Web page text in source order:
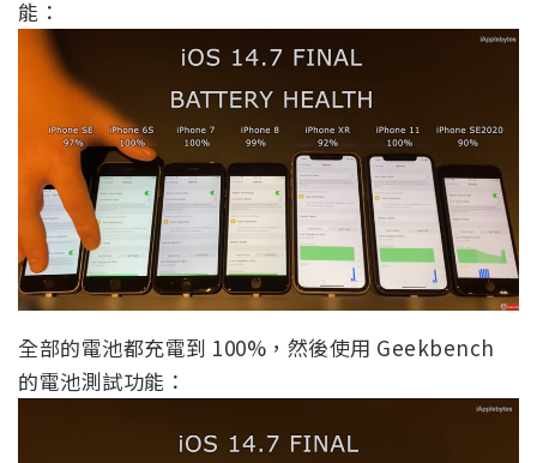
能：
全部的電池都充電到 100%，然後使用 Geekbench
的電池測試功能：